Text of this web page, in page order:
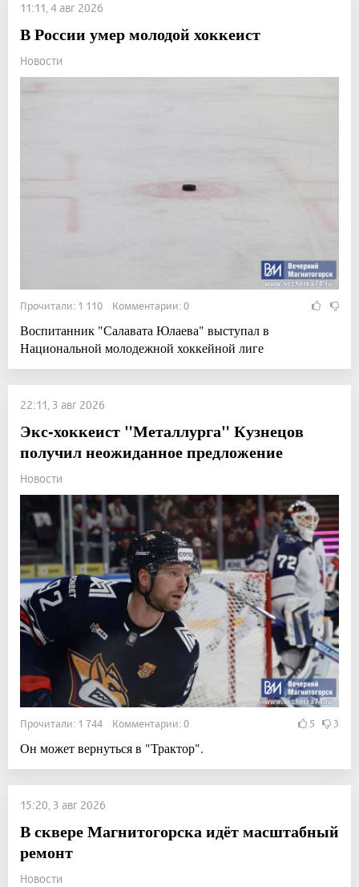
11:11, 4 авг 2026
В России умер молодой хоккеист
Новости
Прочитали: 1 110 Комментарии: 0
Воспитанник "Салавата Юлаева" выступал в
Национальной молодежной хоккейной лиге
22:11, 3 авг 2026
Экс-хоккеист "Металлурга" Кузнецов
получил неожиданное предложение
Новости
Прочитали: 1 744 Комментарии: 0 5 3
Он может вернуться в "Трактор".
15:20, 3 авг 2026
В сквере Магнитогорска идёт масштабный
ремонт
Новости